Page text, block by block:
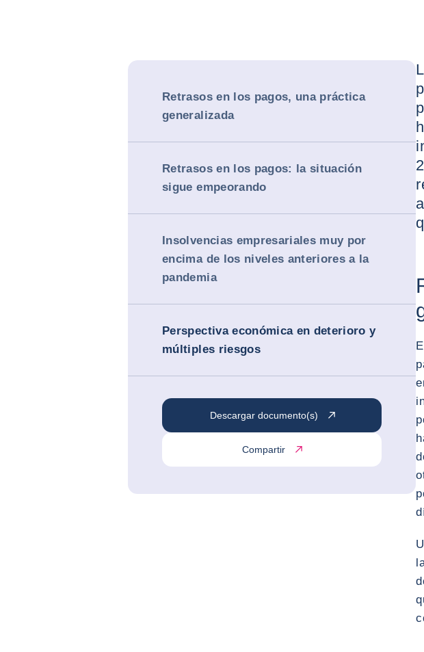
Retrasos en los pagos, una práctica
generalizada
Retrasos en los pagos: la situación
sigue empeorando
Insolvencias empresariales muy por
encima de los niveles anteriores a la
pandemia
Perspectiva económica en deterioro y
múltiples riesgos
Descargar documento(s)
Compartir